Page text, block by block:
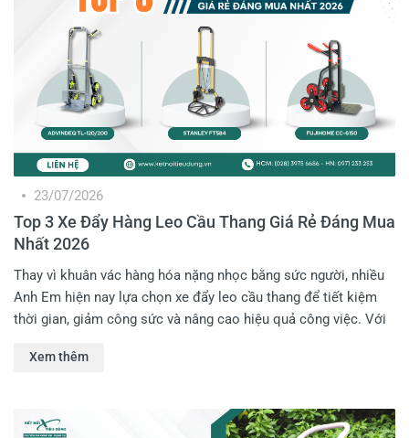
Top 3 Xe Đẩy Hàng Leo Cầu Thang Giá Rẻ Đáng Mua
Nhất 2026
23/07/2026
Thay vì khuân vác hàng hóa nặng nhọc bằng sức người, nhiều
Anh Em hiện nay lựa chọn xe đẩy leo cầu thang để tiết kiệm
thời gian, giảm công sức và nâng cao hiệu quả công việc. Với
việc chọn sản phẩm phù hợp có thể khiến không ít người phân
mẫu xe đẩy hàng leo cầu thang giá tốt, đáng mua nhất năm
2026 để Anh Em tham khảo.
Xem thêm